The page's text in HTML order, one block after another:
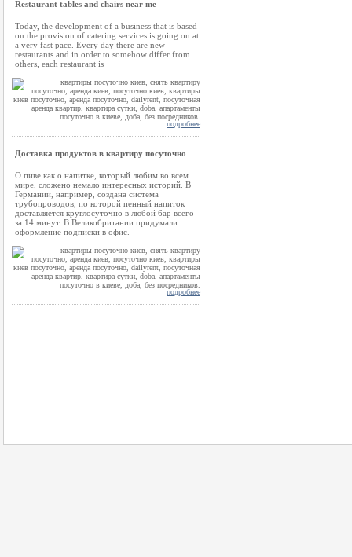
Restaurant tables and chairs near me
Today, the development of a business that is based
on the provision of catering services is going on at
a very fast pace. Every day there are new
restaurants and in order to somehow differ from
others, each restaurant is
подробнее
Доставка продуктов в квартиру посуточно
О пиве как о напитке, который любим во всем
мире, сложено немало интересных историй. В
Германии, например, создана система
трубопроводов, по которой пенный напиток
доставляется круглосуточно в любой бар всего
за 14 минут. В Великобритании придумали
оформление подписки в офис.
подробнее